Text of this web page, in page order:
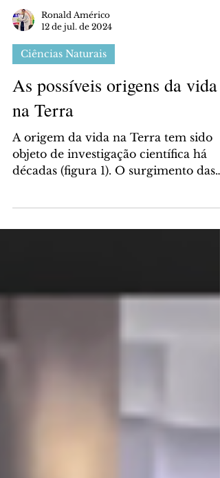
12 de jul. de 2024
Ciências Naturais
As possíveis origens da vida
na Terra
A origem da vida na Terra tem sido
objeto de investigação científica há
mais diversas formas de vida...